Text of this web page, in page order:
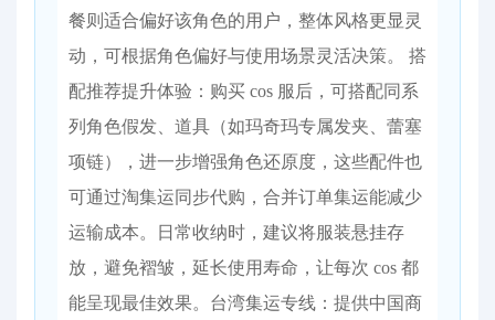
餐则适合偏好该角色的用户，整体风格更显灵
动，可根据角色偏好与使用场景灵活决策。 搭
配推荐提升体验：购买 cos 服后，可搭配同系
列角色假发、道具（如玛奇玛专属发夹、蕾塞
项链），进一步增强角色还原度，这些配件也
可通过淘集运同步代购，合并订单集运能减少
运输成本。日常收纳时，建议将服装悬挂存
放，避免褶皱，延长使用寿命，让每次 cos 都
能呈现最佳效果。台湾集运专线：提供中国商